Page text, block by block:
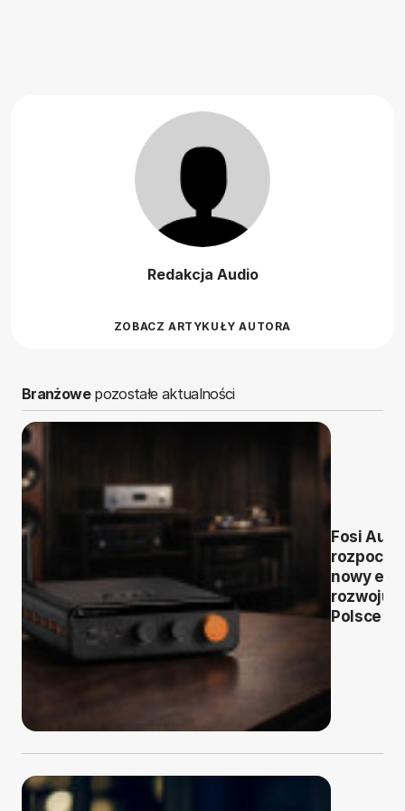
Redakcja Audio
ZOBACZ ARTYKUŁY AUTORA
Branżowepozostałe aktualności
Fosi
nowy
rozwoju
Polsce